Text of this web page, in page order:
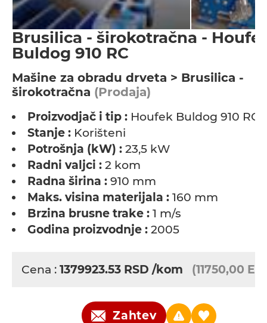
Brusilica - širokotračna -
Buldog 910 RC
Мašine za obradu drveta > Brusilica -
širokotračna (Prodaja)
Proizvodjač i tip : Houfek Buldog 910 RC
Stanje : Korišteni
Potrošnja (kW) : 23,5 kW
Radni valjci : 2 kom
Radna širina : 910 mm
Maks. visina materijala : 160 mm
Brzina brusne trake : 1 m/s
Godina proizvodnje : 2005
Cena : 1379923.53 RSD /kom (11750,00
Zahtev